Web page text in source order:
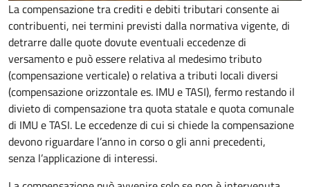
La compensazione tra crediti e debiti tributari consente ai
contribuenti, nei termini previsti dalla normativa vigente, di
detrarre dalle quote dovute eventuali eccedenze di
versamentoe può essere relativa al medesimo tributo
(compensazione verticale) o relativa a tributi locali diversi
(compensazione orizzontale es. IMU e TASI), fermo restando il
divieto di compensazione tra quota statale e quota comunale
di IMU e TASI. Le eccedenze di cui si chiede la compensazione
devono riguardare l’anno in corso o gli anni precedenti,
senza l’applicazione di interessi.